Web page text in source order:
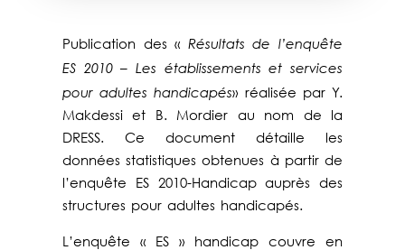
Publication des « Résultats de l’enquête
ES 2010 – Les établissements et services
pour adultes handicapés» réalisée par Y.
Makdessi et B. Mordier au nom de la
DRESS. Ce document détaille les
données statistiques obtenues à partir de
l’enquête ES 2010-Handicap auprès des
structures pour adultes handicapés.
L’enquête « ES » handicap couvre en